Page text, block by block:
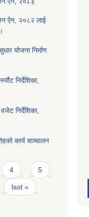
ऐन, २०८२ लाई
योजना निर्माण
निर्देशिका,
निर्देशिका,
कार्य सञ्चालन
4 5
last »